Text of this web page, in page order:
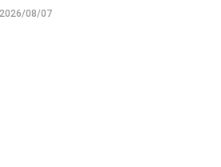
2026/08/07